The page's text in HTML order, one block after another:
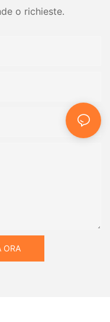
o richieste.
ORA